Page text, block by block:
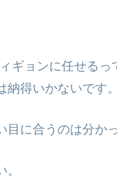
ギョンに任せる
納得いかないです
目に合うのは分か